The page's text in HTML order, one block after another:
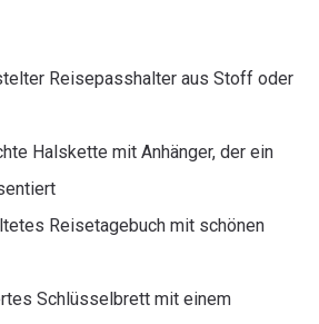
Reisepasshalter aus Stoff oder
Halskette mit Anhänger, der ein
Reisetagebuch mit schönen
Schlüsselbrett mit einem